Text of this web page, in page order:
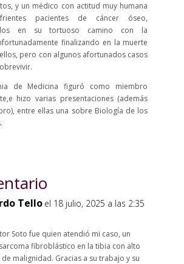
y un médico con actitud muy humana
pacientes de cáncer óseo,
en su tortuoso camino con la
finalizando en la muerte
pero con algunos afortunados casos
de Medicina figuró como miembro
hizo varias presentaciones (además
entre ellas una sobre Biología de los
Tello el 18 julio, 2025 a las 2:35
Soto fue quien atendió mi caso, un
fibroblástico en la tibia con alto
malignidad. Gracias a su trabajo y su